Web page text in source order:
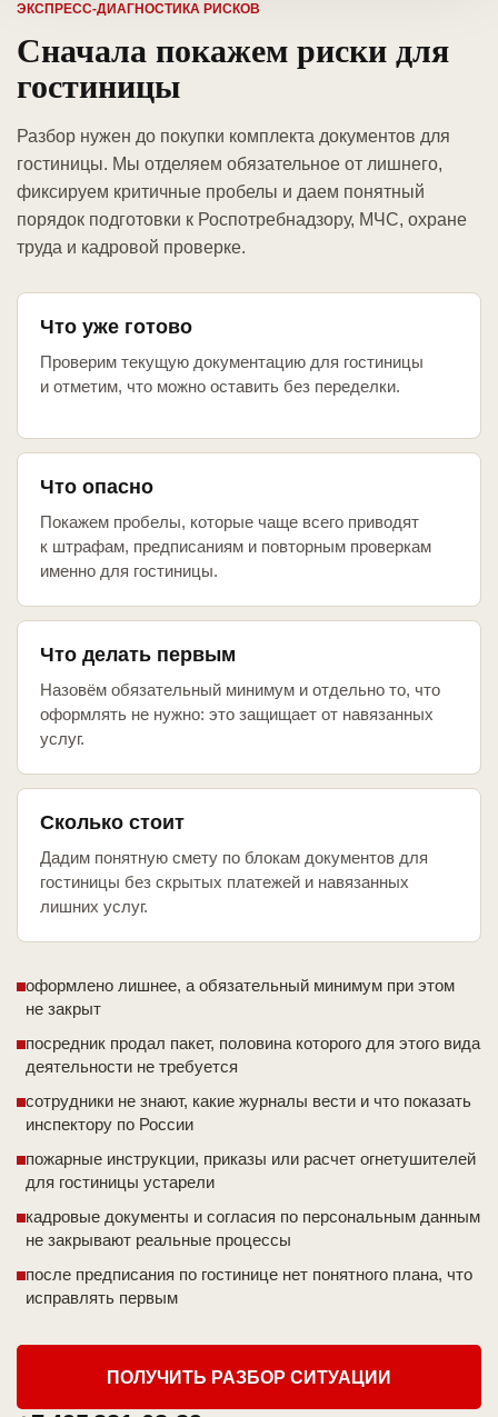
ЭКСПРЕСС-ДИАГНОСТИКА РИСКОВ
Сначала покажем риски для
гостиницы
Разбор нужен до покупки комплекта документов для
гостиницы. Мы отделяем обязательное от лишнего,
фиксируем критичные пробелы и даем понятный
порядок подготовки к Роспотребнадзору, МЧС, охране
труда и кадровой проверке.
Что уже готово
Проверим текущую документацию для гостиницы
и отметим, что можно оставить без переделки.
Что опасно
Покажем пробелы, которые чаще всего приводят
к штрафам, предписаниям и повторным проверкам
именно для гостиницы.
Что делать первым
Назовём обязательный минимум и отдельно то, что
оформлять не нужно: это защищает от навязанных
услуг.
Сколько стоит
Дадим понятную смету по блокам документов для
гостиницы без скрытых платежей и навязанных
лишних услуг.
оформлено лишнее, а обязательный минимум при этом
не закрыт
посредник продал пакет, половина которого для этого вида
деятельности не требуется
сотрудники не знают, какие журналы вести и что показать
инспектору по России
пожарные инструкции, приказы или расчет огнетушителей
для гостиницы устарели
кадровые документы и согласия по персональным данным
не закрывают реальные процессы
после предписания по гостинице нет понятного плана, что
исправлять первым
ПОЛУЧИТЬ РАЗБОР СИТУАЦИИ